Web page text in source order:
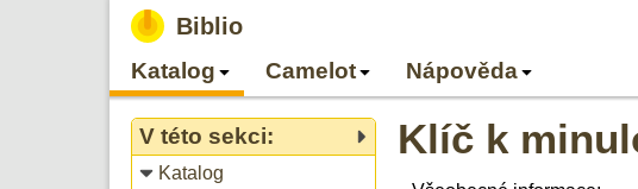
Biblio
Katalog Camelot Nápověda
V této sekci:
Katalog
Klíč k